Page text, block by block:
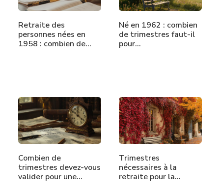
Retraite des
personnes nées en
1958 : combien de…
Né en 1962 : combien
de trimestres faut-il
pour…
Combien de
trimestres devez-vous
valider pour une…
Trimestres
nécessaires à la
retraite pour la…